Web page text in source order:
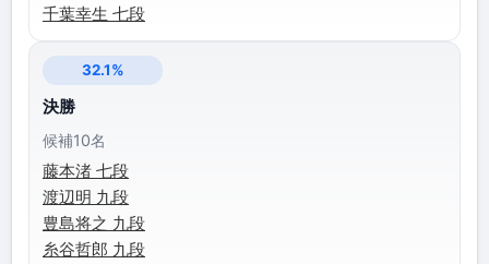
千葉幸生 七段
32.1%
決勝
候補10名
藤本渚 七段
渡辺明 九段
豊島将之 九段
糸谷哲郎 九段